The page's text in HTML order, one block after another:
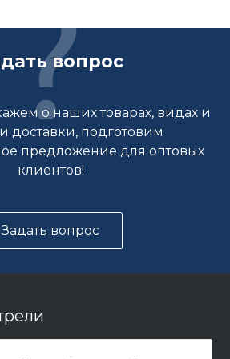
вопрос
о наших товарах, видах и
доставки, подготовим
предложение для оптовых
клиентов!
Задать вопрос